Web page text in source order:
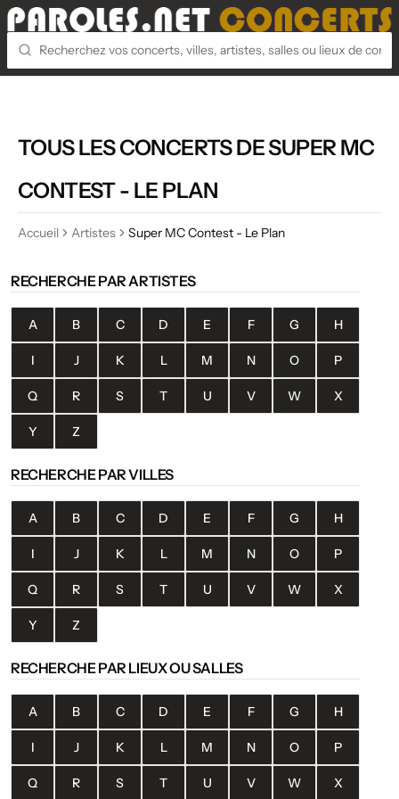
TOUS LES CONCERTS DE SUPER MC
CONTEST - LE PLAN
Accueil Artistes Super MC Contest - Le Plan
RECHERCHE PAR ARTISTES
A B C D E F G H
I J K L M N O P
Q R S T U V W X
Y Z
RECHERCHE PAR VILLES
A B C D E F G H
I J K L M N O P
Q R S T U V W X
Y Z
RECHERCHE PAR LIEUX OU SALLES
A B C D E F G H
I J K L M N O P
Q R S T U V W X